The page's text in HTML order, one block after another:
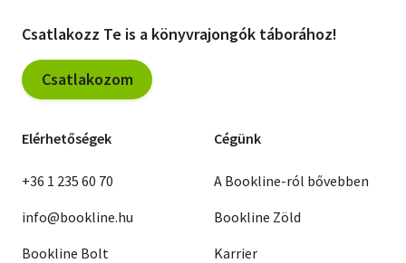
Csatlakozz Te is a könyvrajongók táborához!
Csatlakozom
Elérhetőségek
+36 1 235 60 70
info@bookline.hu
Bookline Bolt
Cégünk
A Bookline-ról bővebben
Bookline Zöld
Karrier